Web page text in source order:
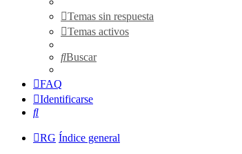
Temas sin respuesta
Temas activos
Buscar
FAQ
Identificarse
Buscar
RG Índice general